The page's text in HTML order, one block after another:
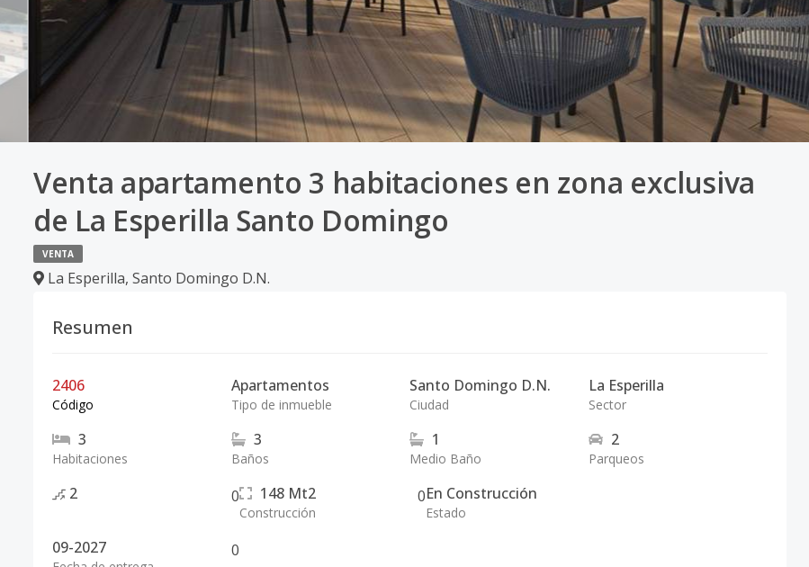
Venta apartamento 3 habitaciones en zona exclusiva
de La Esperilla Santo Domingo
VENTA
La Esperilla, Santo Domingo D.N.
Resumen
2406
Código
Apartamentos
Tipo de inmueble
Santo Domingo D.N.
Ciudad
La Esperilla
Sector
3
Habitaciones
3
Baños
1
Medio Baño
2
Parqueos
2 0 148 Mt2
Construcción
0En Construcción
Estado
09-2027 0